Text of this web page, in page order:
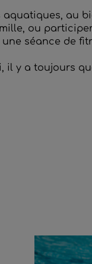
au
ou
séance de
il y a toujours